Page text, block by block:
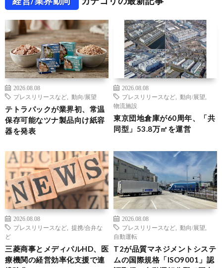
2026.08.08
プレスリリースなど
動向/展望
テトラパックが業界初、常温
保存可能なツナ製品向け紙容
器を発表
2026.08.08
プレスリリースなど
動向/展望
物流施設
東京団地倉庫が60周年、「共
同型」53.8万㎡を運営
2026.08.08
プレスリリースなど
提携/合弁な
ど
三菱商事とメディパルHD、医
療機関の経営効率化支援で連
2026.08.08
プレスリリースなど
動向/展望
自動運転
T2が品質マネジメントシステ
ムの国際規格「ISO9001」認